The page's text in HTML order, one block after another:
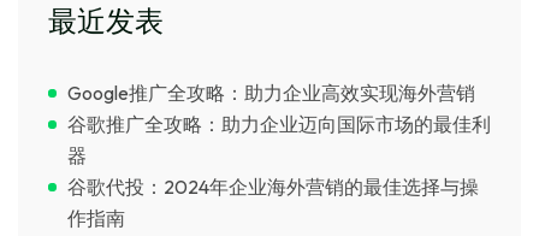
最近发表
Google推广全攻略：助力企业高效实现海外营销
谷歌推广全攻略：助力企业迈向国际市场的最佳利
器
谷歌代投：2024年企业海外营销的最佳选择与操
作指南